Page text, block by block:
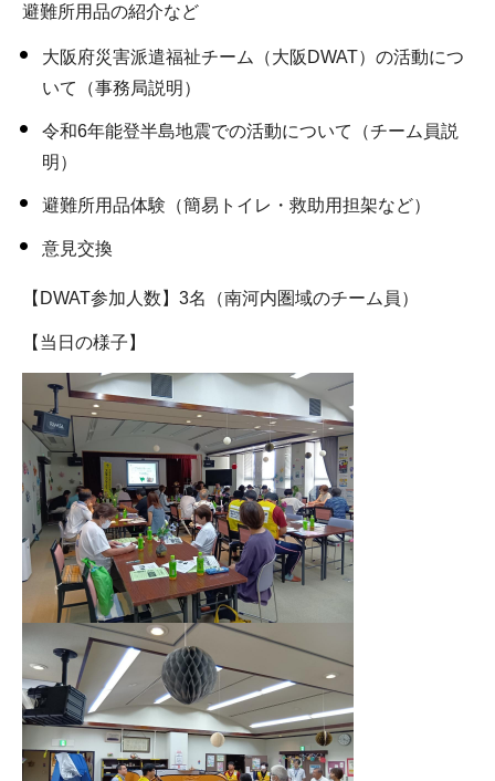
避難所用品の紹介など
大阪府災害派遣福祉チーム（大阪DWAT）の活動につ
いて（事務局説明）
令和6年能登半島地震での活動について（チーム員説
明）
避難所用品体験（簡易トイレ・救助用担架など）
意見交換
【DWAT参加人数】3名（南河内圏域のチーム員）
【当日の様子】